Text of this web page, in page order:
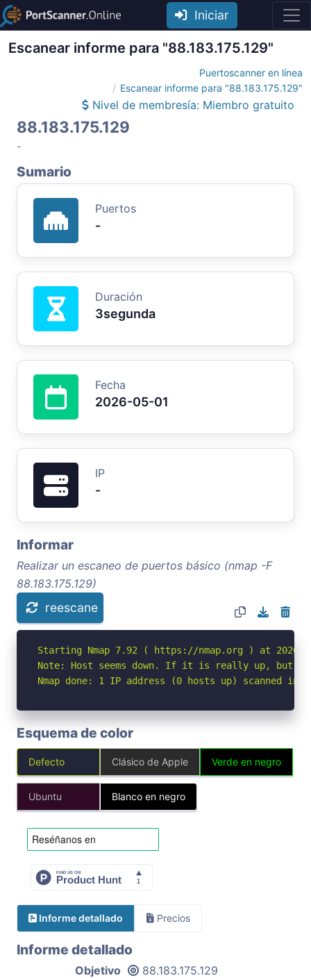
Iniciar
Escanear informe para "88.183.175.129"
Puertoscanner en línea
Escanear informe para "88.183.175.129"
Nivel de membresía: Miembro gratuito
88.183.175.129
-
Sumario
Puertos
-
Duración
3segunda
Fecha
2026-05-01
IP
-
Informar
Realizar un escaneo de puertos básico (nmap -F
88.183.175.129)
reescane
Starting Nmap 7.92 ( https://nmap.org ) at 2026-
Note: Host seems down. If it is really up, but
Nmap done: 1 IP address (0 hosts up) scanned in
Esquema de color
Defecto Clásico de Apple Verde en negro
Ubuntu Blanco en negro
Informe detallado Precios
Informe detallado
Objetivo 88.183.175.129